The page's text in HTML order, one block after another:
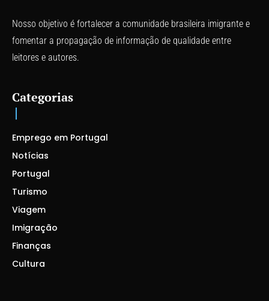
Nosso objetivo é fortalecer a comunidade brasileira imigrante e
fomentar a propagação de informação de qualidade entre
leitores e autores.
Categorias
Emprego em Portugal
Notícias
Portugal
Turismo
Viagem
Imigração
Finanças
Cultura